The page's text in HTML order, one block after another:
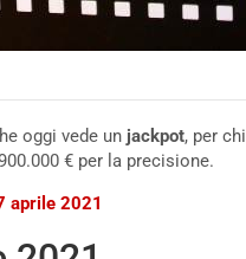
oggi vede un jackpot, per chi
€ per la precisione.
aprile 2021